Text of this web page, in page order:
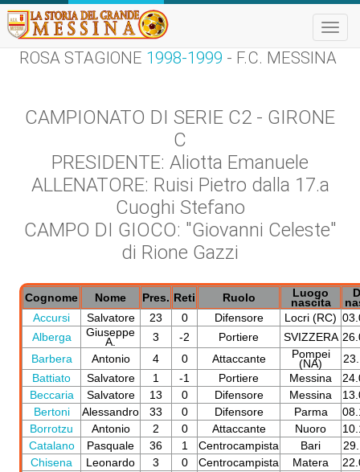
Toggle
ROSA STAGIONE 1998-1999 - F.C. MESSINA
CAMPIONATO DI SERIE C2 - GIRONE
C
PRESIDENTE: Aliotta Emanuele
ALLENATORE: Ruisi Pietro dalla 17.a
Cuoghi Stefano
CAMPO DI GIOCO: "Giovanni Celeste"
di Rione Gazzi
Cognome Nome Pres. Reti Ruolo Luogo
nascita
Accursi
Salvatore 23 0 Difensore Locri (RC)
Alberga
Giuseppe
A. 3 -2 Portiere SVIZZERA
Barbera
Antonio 4 0 Attaccante Pompei
(NA)
Battiato
Salvatore 1 -1 Portiere Messina
Beccaria
Salvatore 13 0 Difensore Messina
Bertoni
Alessandro 33 0 Difensore Parma
Borrotzu
Antonio 2 0 Attaccante Nuoro
Catalano
Pasquale 36 1 Centrocampista Bari
Chisena
Leonardo 3 0 Centrocampista Matera